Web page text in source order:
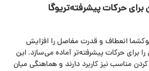
انعطاف و قدرت مفاصل را افزایش
حرکات پیشرفته‌تر آماده می‌سازد. این
مناسب نیز کاربرد دارند و هماهنگی میان